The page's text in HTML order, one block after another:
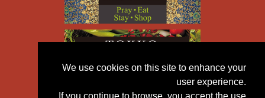
We use cookies on this site to enhance your
user experience.